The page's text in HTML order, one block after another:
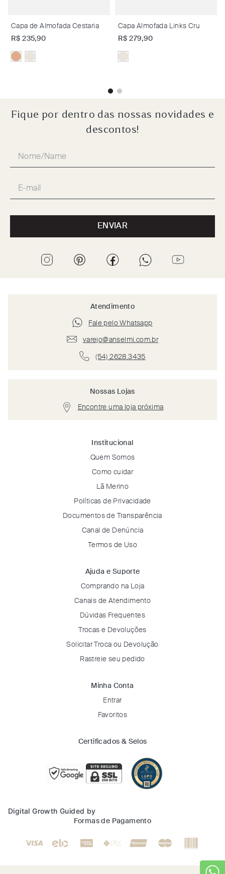
Capa de Almofada Cestaria
R$ 235,90
Capa Almofada Links Cru
R$ 279,90
Fique por dentro das nossas novidades e
descontos!
ENVIAR
Atendimento
Fale pelo Whatsapp
varejo@anselmi.com.br
(54) 2628.3435
Nossas Lojas
Encontre uma loja próxima
Institucional
Quem Somos
Como cuidar
Lã Merino
Políticas de Privacidade
Documentos de Transparência
Canal de Denúncia
Termos de Uso
Ajuda e Suporte
Comprando na Loja
Canais de Atendimento
Dúvidas Frequentes
Trocas e Devoluções
Solicitar Troca ou Devolução
Rastreie seu pedido
Minha Conta
Entrar
Favoritos
Certificados & Selos
Digital Growth Guided by
Formas de Pagamento